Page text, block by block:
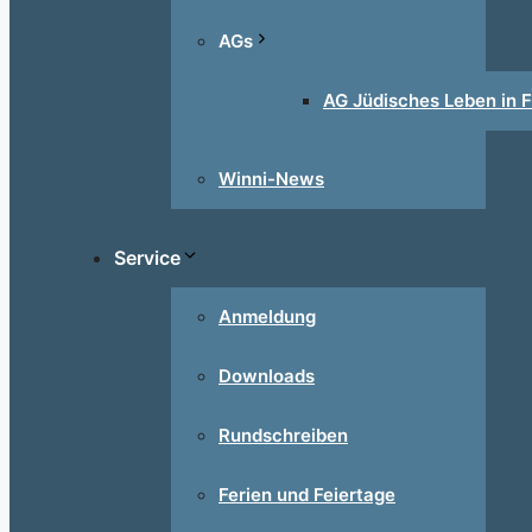
AGs
AG Jüdisches Leben in
Winni-News
Service
Anmeldung
Downloads
Rundschreiben
Ferien und Feiertage